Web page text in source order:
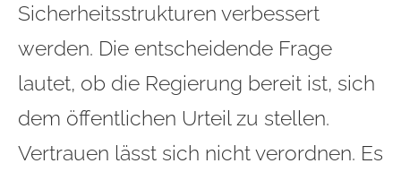
Sicherheitsstrukturen verbessert
werden. Die entscheidende Frage
lautet, ob die Regierung bereit ist, sich
dem öffentlichen Urteil zu stellen.
Vertrauen lässt sich nicht verordnen. Es